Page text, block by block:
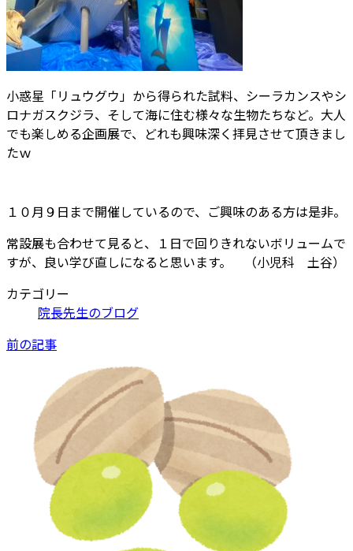
小惑星「リュウグウ」から得られた試料、シーラカンスやシ
ロナガスクジラ、そして海に住む様々な生物たちなど。大人
でも楽しめる企画展で、どれも興味深く拝見させて頂きまし
たｗ
１０月９日まで開催しているので、ご興味のある方は是非。
常設展も合わせて見ると、１日で回りきれないボリュームで
すが、良い学び直しになると思います。 （小児科 土谷）
カテゴリー
院長先生のブログ
前の記事